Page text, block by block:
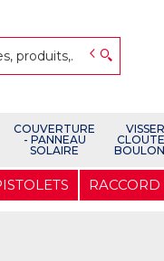
COUVERTURE
- PANNEAU
SOLAIRE